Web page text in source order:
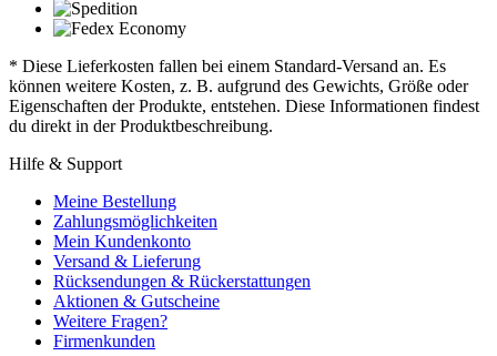
* Diese Lieferkosten fallen bei einem Standard-Versand an. Es
können weitere Kosten, z. B. aufgrund des Gewichts, Größe oder
Eigenschaften der Produkte, entstehen. Diese Informationen findest
du direkt in der Produktbeschreibung.
Hilfe & Support
Meine Bestellung
Zahlungsmöglichkeiten
Mein Kundenkonto
Versand & Lieferung
Rücksendungen & Rückerstattungen
Aktionen & Gutscheine
Weitere Fragen?
Firmenkunden